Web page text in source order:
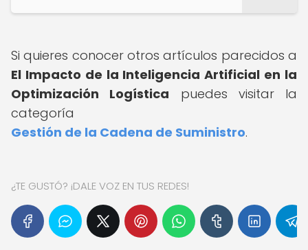
Si quieres conocer otros artículos parecidos a
El Impacto de la Inteligencia Artificial en la
Optimización Logística puedes visitar la
categoría
Gestión de la Cadena de Suministro.
¿TE GUSTÓ? ¡DALE VOZ EN TUS REDES!